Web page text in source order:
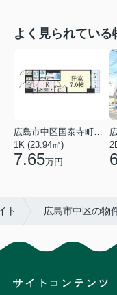
よく見られている
広島市中区国泰寺町２丁目
1K (23.94㎡)
7.65万円
ト 広島市中区の物
サイトコンテンツ